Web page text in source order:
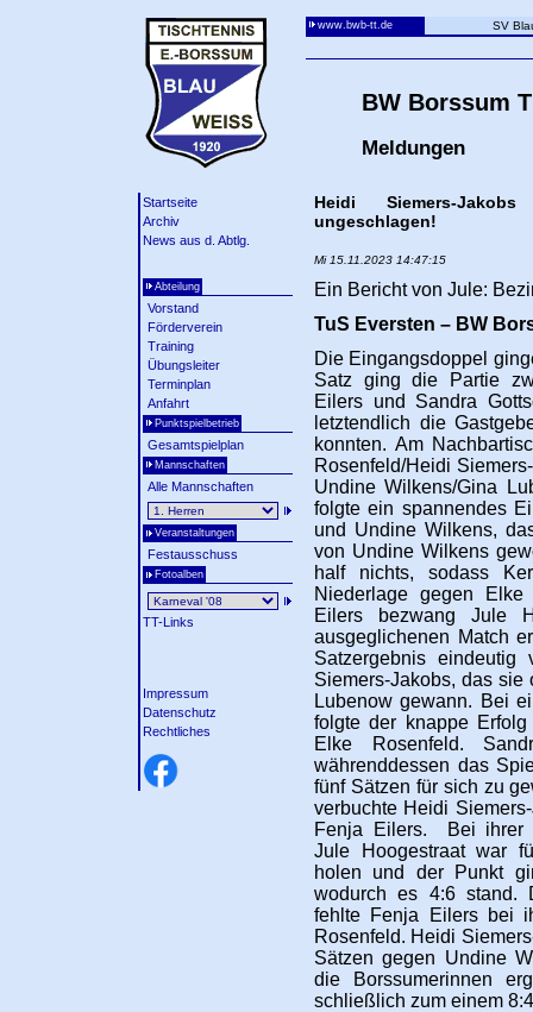
Startseite
Archiv
News aus d. Abtlg.
Abteilung
Vorstand
Förderverein
Training
Übungsleiter
Terminplan
Anfahrt
Punktspielbetrieb
Gesamtspielplan
Mannschaften
Alle Mannschaften
Veranstaltungen
Festausschuss
Fotoalben
TT-Links
Impressum
Datenschutz
Rechtliches
www.bwb-tt.de SV
BW Borssum
Meldungen
Heidi Siemers-
ungeschlagen!
Mi 15.11.2023 14:47:15
Ein Bericht von Jule:
TuS Eversten – BW
Die Eingangsdoppel
Satz ging die Partie
Eilers und Sandra
letztendlich die
konnten. Am
Rosenfeld/Heidi
Undine Wilkens/Gina
folgte ein spannendes
und Undine Wilkens,
von Undine Wilkens
half nichts, sodass
Niederlage gegen
Eilers bezwang Jule
ausgeglichenen Match
Satzergebnis
Siemers-Jakobs, das sie
Lubenow gewann. Bei
folgte der knappe
Elke Rosenfeld.
währenddessen das
fünf Sätzen für sich zu
verbuchte Heidi
Fenja Eilers.
Bei ihrer
Jule Hoogestraat war
holen und der Punkt
wodurch es 4:6 stand.
fehlte Fenja Eilers bei
Rosenfeld. Heidi
Sätzen gegen Undine
die Borssumerinnen
schließlich zum einem